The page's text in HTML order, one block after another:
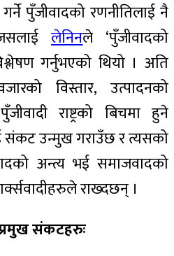
पुँजीवादको रणनीतिलाई नै
जसलाईलेनिनले ‘पुँजीवादको
गर्नुभएको थियो । अति
विस्तार, उत्पादनको
राष्ट्रको बिचमा हुने
संकट उन्मुख गराउँछ र त्यसको
अन्त्य भई समाजवादको
राख्दछन् ।
संकटहरुः